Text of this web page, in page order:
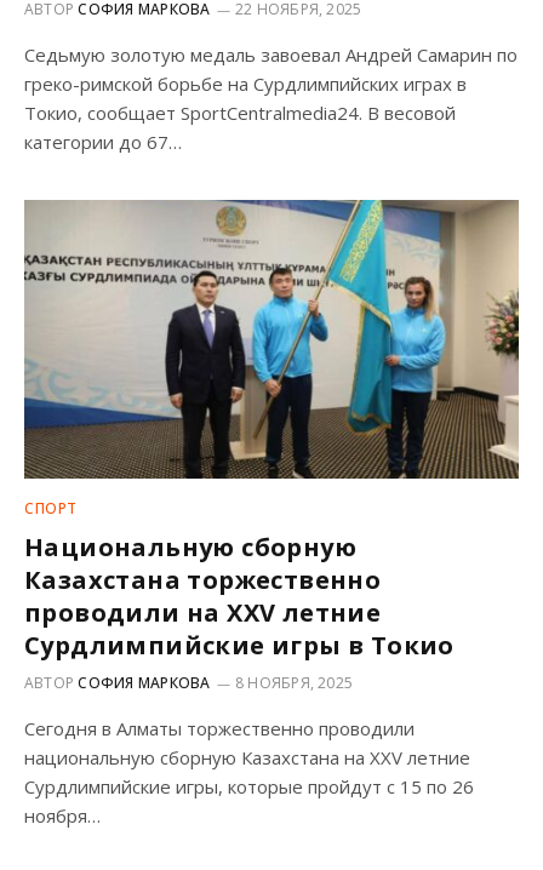
АВТОРСОФИЯ МАРКОВА 22 НОЯБРЯ, 2025
Седьмую золотую медаль завоевал Андрей Самарин по
греко-римской борьбе на Сурдлимпийских играх в
Токио, сообщает SportCentralmedia24. В весовой
категории до 67…
СПОРТ
Национальную сборную
Казахстана торжественно
проводили на XXV летние
Сурдлимпийские игры в Токио
АВТОРСОФИЯ МАРКОВА 8 НОЯБРЯ, 2025
Сегодня в Алматы торжественно проводили
национальную сборную Казахстана на XXV летние
Сурдлимпийские игры, которые пройдут с 15 по 26
ноября…